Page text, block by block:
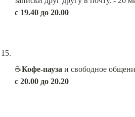
с 19.40 до 20.00
☕️Кофе-пауза
с 20.00 до 20.20